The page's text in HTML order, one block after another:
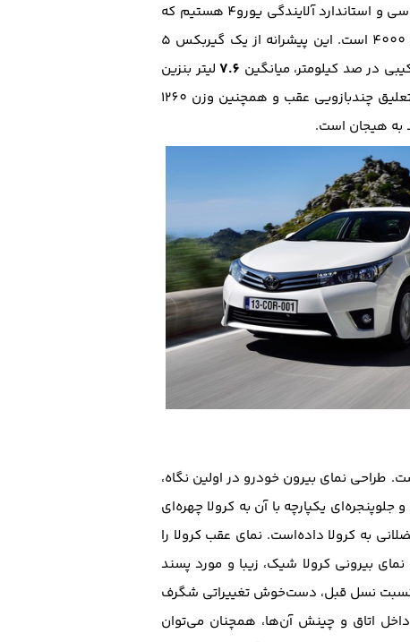
لیتر است. اما در مزدا 3 شاهد استفاده از پیشرانه‌ای چهار‌سیلندر 16 سوپاپه، با حجم دقیق 1999 سی‌سی و استاندارد آلایندگی یورو4 هستیم که
نیوتون متر در دور 4000 است. این پیشرانه از یک گیربکس 5
در صد کیلومتر، میانگین 7.6لیتر بنزین
می‌سوازند. اما سواری مزدا 3 با توجه به ذات اسپرت خود و همچنین سیستم تعلیق مک‌فرسون جلو و سیستم تعلیق چند‌بازویی عقب و همچنین وزن 1260
به هیجان است.
طراحی نمای بیرون خودرو در اولین نگاه،
یکپارچه با آن به کرولا چهره‌ای
به کرولا داده‌است. نمای عقب کرولا را
بیرونی کرولا شیک، زیبا و مورد پسند
طراحی فضای داخل اتاق نیز به نسبت نسل قبل، دست‌خوش تغییراتی شگرف
اتاق و چینش آن‌ها، همچنان می‌توان